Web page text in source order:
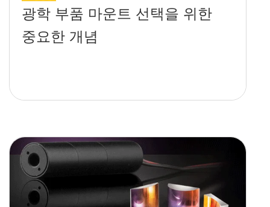
광학 부품 마운트 선택을 위한
중요한 개념